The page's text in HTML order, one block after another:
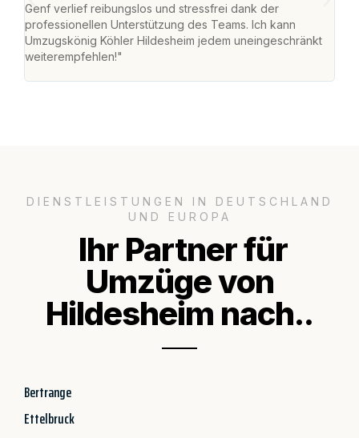
Genf verlief reibungslos und stressfrei dank der
professionellen Unterstützung des Teams. Ich kann
Umzugskönig Köhler Hildesheim jedem uneingeschränkt
weiterempfehlen!"
DIENSTLEISTUNGEN IN DEUTSCHLAND
UND EUROPA
Ihr Partner für
Umzüge von
Hildesheim nach..
Bertrange
Ettelbruck